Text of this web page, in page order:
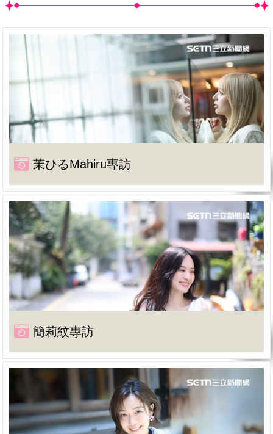
茉ひるMahiru專訪
簡莉紋專訪